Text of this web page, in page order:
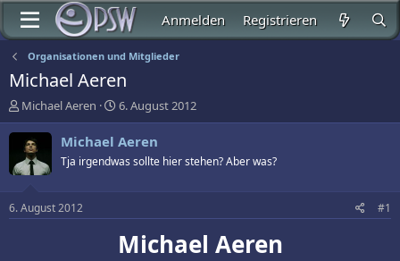
Anmelden Registrieren
Organisationen und Mitglieder
Michael Aeren
E
r
s
t
e
l
e
Michael Aeren
E
r
s
e
t
a
m
6. August 2012
Michael Aeren
Tja irgendwas sollte hier stehen? Aber was?
6. August 2012 #1
Michael Aeren